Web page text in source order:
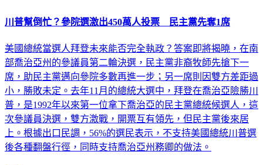
川普幫倒忙？參院選激出450萬人投票 民主黨先奪1席
美國總統當選人拜登未來能否完全執政？答案即將揭曉，在南
部喬治亞州的參議員第二輪決選，民主黨非裔牧師先搶下一
席，助民主黨邁向參院多數再進一步；另一席則因雙方差距過
小，勝敗未定。去年11月的總統大選中，拜登在喬治亞險勝川
普，是1992年以來第一位拿下喬治亞的民主黨總統候選人，這
次參議員決選，雙方激戰，開票互有領先，但民主黨後來居
上。根據出口民調，56%的選民表示，不支持美國總統川普選
後各種翻盤行徑，同時支持喬治亞州務卿的做法。